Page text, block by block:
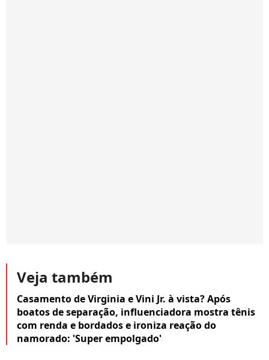
Veja também
Casamento de Virginia e Vini Jr. à vista? Após
boatos de separação, influenciadora mostra tênis
com renda e bordados e ironiza reação do
namorado: 'Super empolgado'